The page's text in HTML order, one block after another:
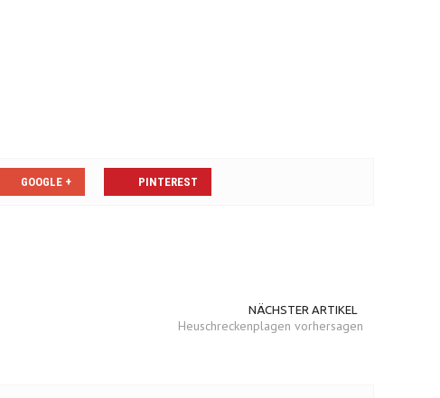
GOOGLE + PINTEREST
NÄCHSTER ARTIKEL
Heuschreckenplagen vorhersagen